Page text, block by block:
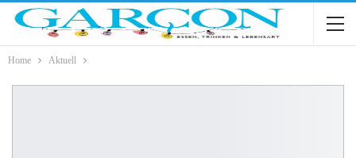
Home Aktuell